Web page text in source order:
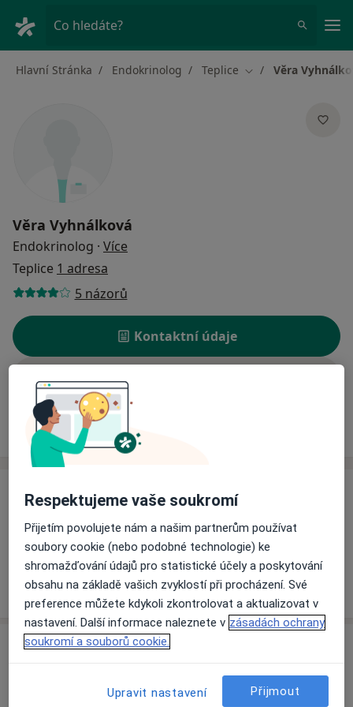
Co hledáte?
Hlavní Stránka Endokrinolog Teplice Změna města
Věra
Věra Vyhnálková
Endokrinolog · Více
Teplice 1 adresa
5 názorů
Kontaktní údaje
Ceník Adresy
Ceník
Informace o službách a cenách nejsou k dispozici
Tento specialista ještě nepřidával žádné informace o
svých službách.
Adresa
Ordinace
U nemocnice 3064, 415 01
Respektujeme vaše soukromí
Přijetím povolujete nám a našim partnerům používat
soubory cookie (nebo podobné technologie) ke
shromažďování údajů pro statistické účely a poskytování
obsahu na základě vašich zvyklostí při procházení. Své
preference můžete kdykoli zkontrolovat a aktualizovat v
nastavení. Další informace naleznete v zásadách ochrany
soukromí a souborů cookie.
Upravit nastavení Přijmout